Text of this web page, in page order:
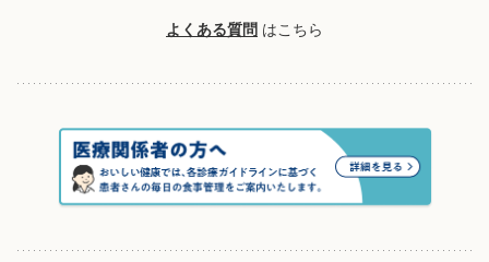
よくある質問 はこちら